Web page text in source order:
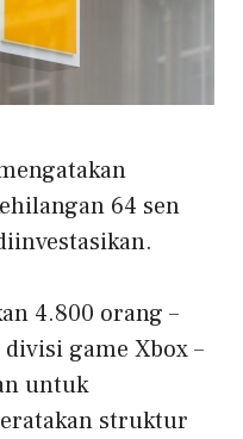
64 sen
4.800 orang –
game Xbox –
untuk
struktur